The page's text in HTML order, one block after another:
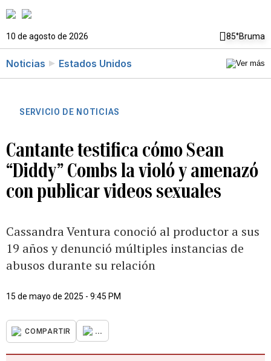
10 de agosto de 2026 85°Bruma
Noticias Estados Unidos
SERVICIO DE NOTICIAS
Cantante testifica cómo Sean
“Diddy” Combs la violó y amenazó
con publicar videos sexuales
Cassandra Ventura conoció al productor a sus
19 años y denunció múltiples instancias de
abusos durante su relación
15 de mayo de 2025 - 9:45 PM
COMPARTIR ...